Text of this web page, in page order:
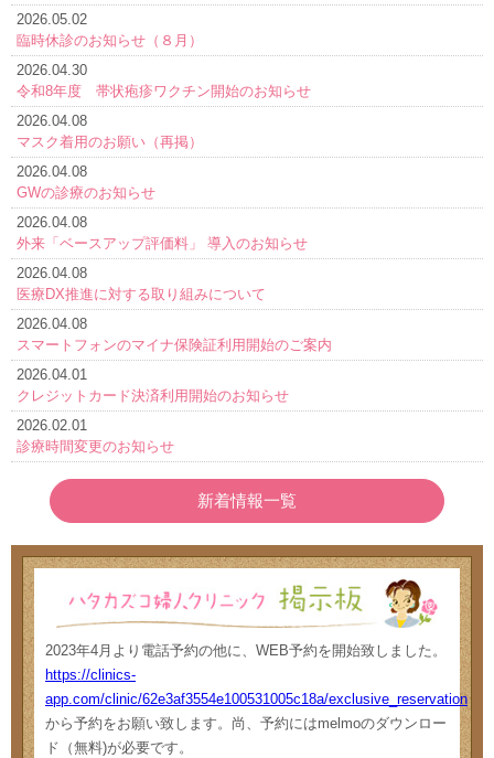
2026.05.02
臨時休診のお知らせ（８月）
2026.04.30
令和8年度 帯状疱疹ワクチン開始のお知らせ
2026.04.08
マスク着用のお願い（再掲）
2026.04.08
GWの診療のお知らせ
2026.04.08
外来「ベースアップ評価料」 導入のお知らせ
2026.04.08
医療DX推進に対する取り組みについて
2026.04.08
スマートフォンのマイナ保険証利用開始のご案内
2026.04.01
クレジットカード決済利用開始のお知らせ
2026.02.01
診療時間変更のお知らせ
新着情報一覧
2023年4月より電話予約の他に、WEB予約を開始致しました。
https://clinics-
app.com/clinic/62e3af3554e100531005c18a/exclusive_reservation
から予約をお願い致します。尚、予約にはmelmoのダウンロー
ド（無料)が必要です。